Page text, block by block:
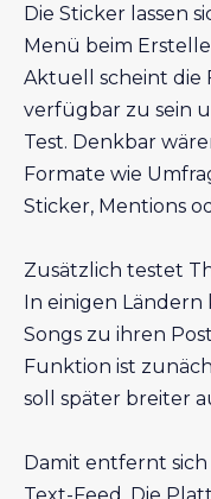
Die Sticker lassen
Menü beim
Aktuell scheint die
verfügbar zu sein
Test. Denkbar
Formate wie
Sticker, Mentions
Zusätzlich testet
In einigen
Songs zu ihren
Funktion ist
soll später breiter
Damit entfernt
Text-Feed. Die